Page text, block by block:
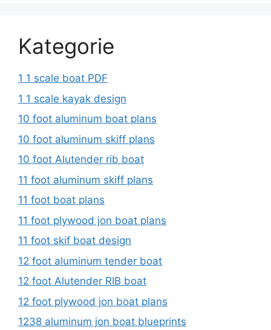
Kategorie
1 1 scale boat PDF
1 1 scale kayak design
10 foot aluminum boat plans
10 foot aluminum skiff plans
10 foot Alutender rib boat
11 foot aluminum skiff plans
11 foot boat plans
11 foot plywood jon boat plans
11 foot skif boat design
12 foot aluminum tender boat
12 foot Alutender RIB boat
12 foot plywood jon boat plans
1238 aluminum jon boat blueprints